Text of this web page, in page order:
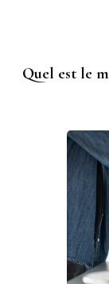
Quel est le